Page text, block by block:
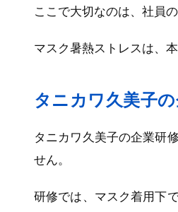
ここで大切なのは、社員
マスク暑熱ストレスは、
タニカワ久美子
タニカワ久美子の企業研
せん。
研修では、マスク着用下